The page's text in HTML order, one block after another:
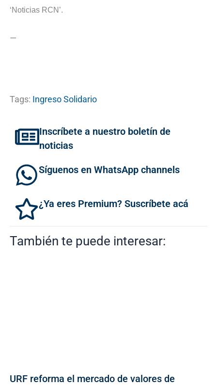
‘Noticias RCN’.
—
Tags: Ingreso Solidario
Inscríbete a nuestro boletín de
noticias
Síguenos en WhatsApp channels
¿Ya eres Premium? Suscríbete acá
También te puede interesar:
URF reforma el mercado de valores de